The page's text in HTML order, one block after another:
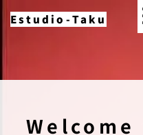
Estudio-Taku